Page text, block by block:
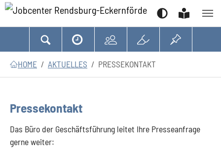
Suchen
HOME AKTUELLES PRESSEKONTAKT
Pressekontakt
Das Büro der Geschäftsführung leitet Ihre Presseanfrage
gerne weiter: